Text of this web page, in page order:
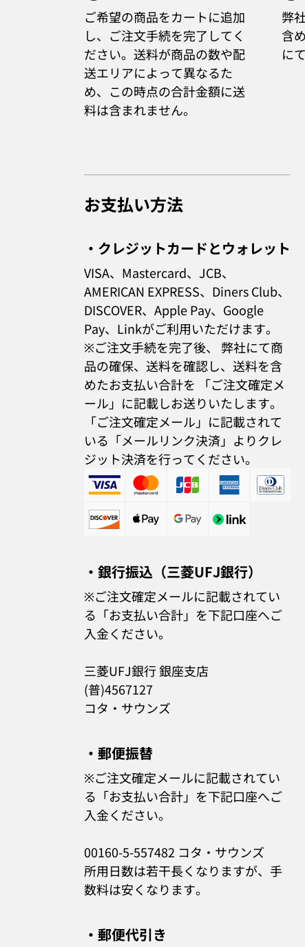
ご希望の商品をカートに追加
し、ご注文手続を完了してく
ださい。送料が商品の数や配
送エリアによって異なるた
め、この時点の合計金額に送
料は含まれません。
弊
含
に
お支払い方法
・クレジットカードとウォレット
VISA、Mastercard、JCB、
AMERICAN EXPRESS、Diners Club、
DISCOVER、Apple Pay、Google
Pay、Linkがご利用いただけます。
※ご注文手続を完了後、 弊社にて商
品の確保、送料を確認し、送料を含
めたお支払い合計を 「ご注文確定メ
ール」に記載しお送りいたします。
「ご注文確定メール」に記載されて
いる「メールリンク決済」よりクレ
ジット決済を行ってください。
・銀行振込（三菱UFJ銀行）
※ご注文確定メールに記載されてい
る「お支払い合計」を下記口座へご
入金ください。
三菱UFJ銀行 銀座支店
(普)4567127
コタ・サウンズ
・郵便振替
※ご注文確定メールに記載されてい
る「お支払い合計」を下記口座へご
入金ください。
00160-5-557482 コタ・サウンズ
所用日数は若干長くなりますが、手
数料は安くなります。
・郵便代引き